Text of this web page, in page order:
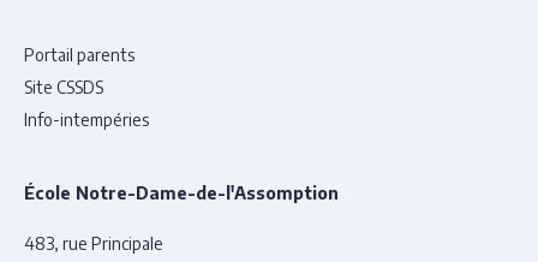
Portail parents
Site CSSDS
Info-intempéries
École Notre-Dame-de-l'Assomption
483, rue Principale